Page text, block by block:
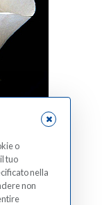
o
tuo
nella
non